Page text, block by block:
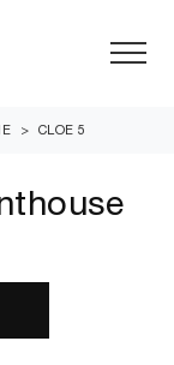
> CLOE 5